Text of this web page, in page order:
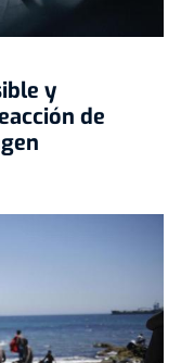
y
de